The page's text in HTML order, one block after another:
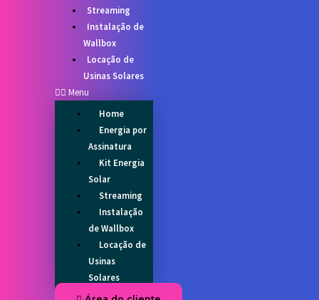
Streaming
Instalação de
Wallbox
Locação de
Usinas Solares
Menu
Home
Energia por
Assinatura
Kit Energia
Solar
Streaming
Instalação
de Wallbox
Locação de
Usinas
Solares